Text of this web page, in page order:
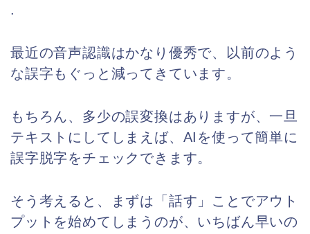
.
最近の音声認識はかなり優秀で、以前のよう
な誤字もぐっと減ってきています。
もちろん、多少の誤変換はありますが、一旦
テキストにしてしまえば、AIを使って簡単に
誤字脱字をチェックできます。
そう考えると、まずは「話す」ことでアウト
プットを始めてしまうのが、いちばん早いの